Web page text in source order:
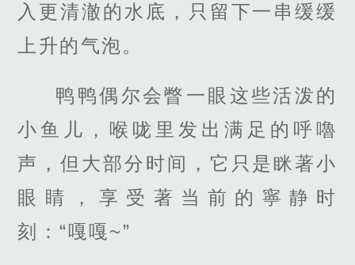
入更清澈的水底，只留下一串缓缓
上升的气泡。
鸭鸭偶尔会瞥一眼这些活泼的
小鱼儿，喉咙里发出满足的呼嚕
声，但大部分时间，它只是眯著小
眼睛，享受著当前的寧静时
刻：“嘎嘎~”